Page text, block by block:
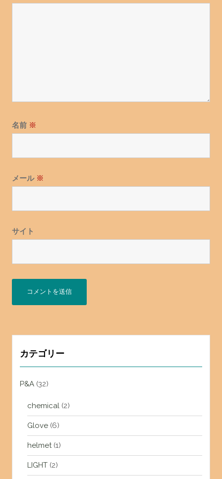
名前 ※
メール ※
サイト
カテゴリー
P&A(32)
chemical(2)
Glove(6)
helmet(1)
LIGHT(2)